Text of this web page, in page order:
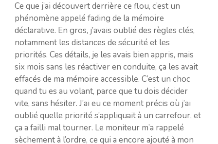
Ce que j’ai découvert derrière ce flou, c’est un
phénomène appelé fading de la mémoire
déclarative. En gros, j’avais oublié des règles clés,
notamment les distances de sécurité et les
priorités. Ces détails, je les avais bien appris, mais
six mois sans les réactiver en conduite, ça les avait
effacés de ma mémoire accessible. C’est un choc
quand tu es au volant, parce que tu dois décider
vite, sans hésiter. J’ai eu ce moment précis où j’ai
oublié quelle priorité s’appliquait à un carrefour, et
ça a failli mal tourner. Le moniteur m’a rappelé
sèchement à l’ordre, ce qui a encore ajouté à mon